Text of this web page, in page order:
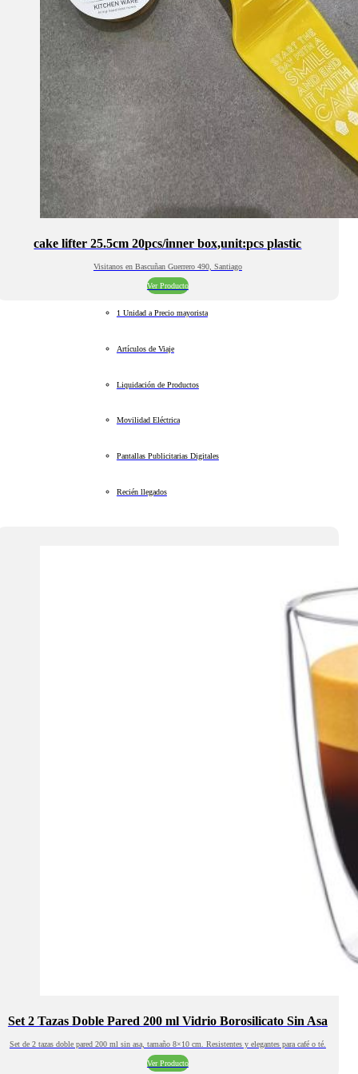
cake lifter 25.5cm 20pcs/inner box,unit:pcs plastic
Visitanos en Bascuñan Guerrero 490, Santiago
Ver Producto
1 Unidad a Precio mayorista
Artículos de Viaje
Liquidación de Productos
Movilidad Eléctrica
Pantallas Publicitarias Digitales
Recién llegados
Set 2 Tazas Doble Pared 200 ml Vidrio Borosilicato Sin Asa
Set de 2 tazas doble pared 200 ml sin asa, tamaño 8×10 cm. Resistentes y elegantes para café o té.
Ver Producto